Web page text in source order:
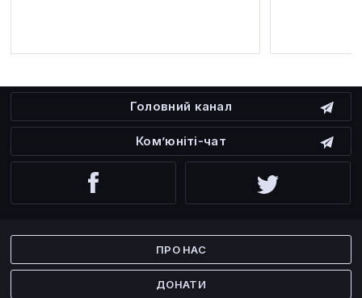
Головний канал
Ком’юніті-чат
ПРО НАС
ДОНАТИ